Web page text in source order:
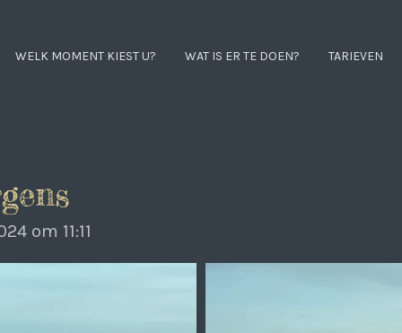
WELK MOMENT KIEST U? WAT IS ER TE DOEN? TARIEVEN
om 11:11